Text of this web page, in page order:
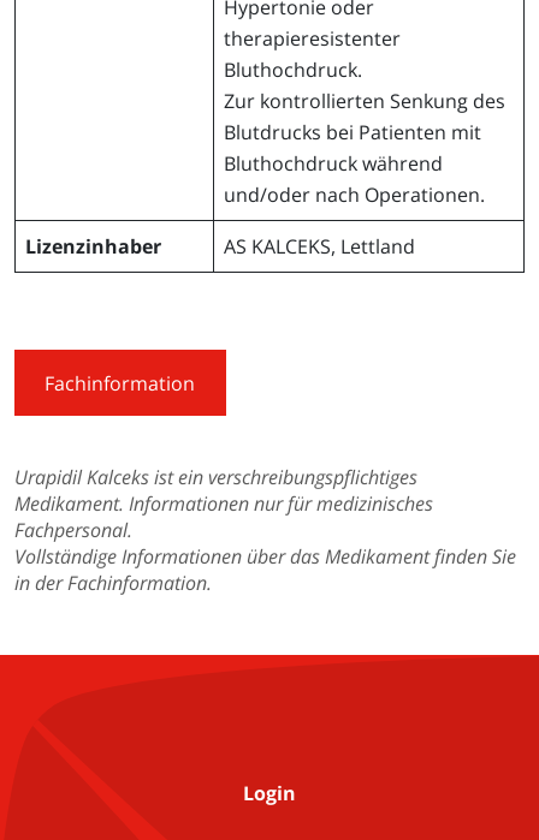
Hypertonie oder
therapieresistenter
Bluthochdruck.
Zur kontrollierten Senkung des
Blutdrucks bei Patienten mit
Bluthochdruck während
und/oder nach Operationen.
Lizenzinhaber
AS KALCEKS, Lettland
Fachinformation
Urapidil Kalceks ist ein verschreibungspflichtiges
Medikament. Informationen nur für medizinisches
Fachpersonal.
Vollständige Informationen über das Medikament finden Sie
in der Fachinformation.
Login